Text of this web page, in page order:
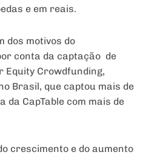
e em reais.
dos motivos do
conta da captação de
Equity Crowdfunding,
Brasil, que captou mais de
da CapTable com mais de
crescimento e do aumento